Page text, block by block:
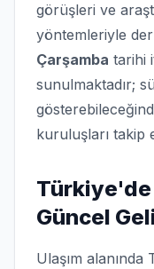
görüşleri ve
yöntemleriyle
Çarşamba tarihi
sunulmaktadır;
kuruluşları takip
Türkiye'de
Güncel
Ulaşım